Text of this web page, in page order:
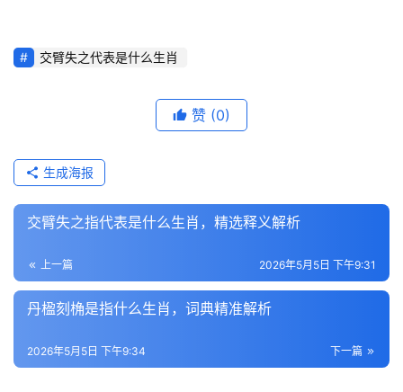
交臂失之代表是什么生肖
赞 (0)
生成海报
交臂失之指代表是什么生肖，精选释义解析
上一篇 2026年5月5日 下午9:31
丹楹刻桷是指什么生肖，词典精准解析
下一篇
2026年5月5日 下午9:34